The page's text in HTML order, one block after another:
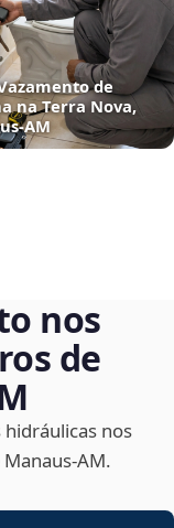
de
na Terra Nova,
nos
de
nos